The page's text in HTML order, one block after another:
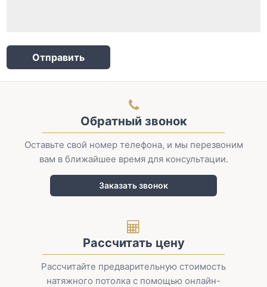
Отправить
Обратный звонок
Оставьте свой номер телефона, и мы перезвоним
вам в ближайшее время для консультации.
Заказать звонок
Рассчитать цену
Рассчитайте предварительную стоимость
натяжного потолка с помощью онлайн-